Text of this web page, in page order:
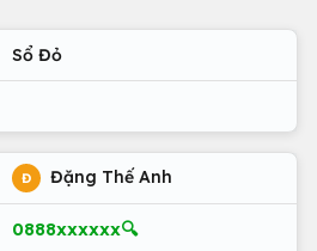
Sổ Đỏ
Đ Đặng Thế Anh
0888xxxxxx🔍